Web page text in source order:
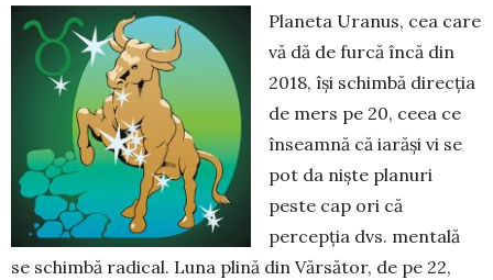
Planeta Uranus, cea care
vă dă de furcă încă din
2018, își schimbă direcția
de mers pe 20, ceea ce
înseamnă că ia­răși vi se
pot da niște planuri
peste cap ori că
percepția dvs. mentală
se schim­bă radical. Luna plină din Văr­sător, de pe 22,